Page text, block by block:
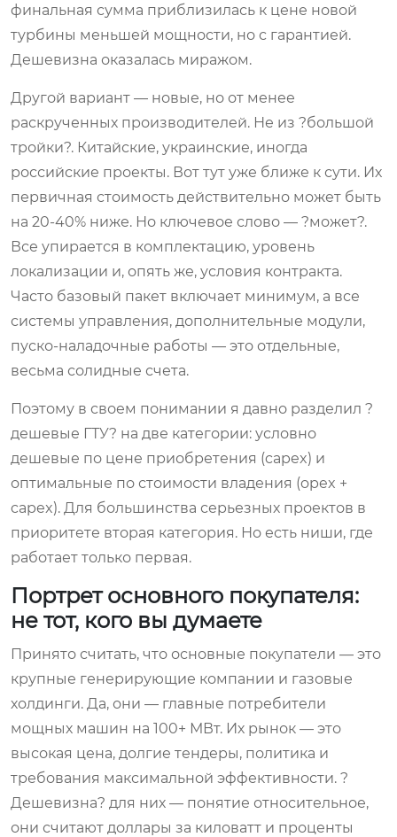
финальная сумма приблизилась к цене новой
турбины меньшей мощности, но с гарантией.
Дешевизна оказалась миражом.
Другой вариант — новые, но от менее
раскрученных производителей. Не из ?большой
тройки?. Китайские, украинские, иногда
российские проекты. Вот тут уже ближе к сути. Их
первичная стоимость действительно может быть
на 20-40% ниже. Но ключевое слово — ?может?.
Все упирается в комплектацию, уровень
локализации и, опять же, условия контракта.
Часто базовый пакет включает минимум, а все
системы управления, дополнительные модули,
пуско-наладочные работы — это отдельные,
весьма солидные счета.
Поэтому в своем понимании я давно разделил ?
дешевые ГТУ? на две категории: условно
дешевые по цене приобретения (capex) и
оптимальные по стоимости владения (opex +
capex). Для большинства серьезных проектов в
приоритете вторая категория. Но есть ниши, где
работает только первая.
Портрет основного покупателя:
не тот, кого вы думаете
Принято считать, что основные покупатели — это
крупные генерирующие компании и газовые
холдинги. Да, они — главные потребители
мощных машин на 100+ МВт. Их рынок — это
высокая цена, долгие тендеры, политика и
требования максимальной эффективности. ?
Дешевизна? для них — понятие относительное,
они считают доллары за киловатт и проценты